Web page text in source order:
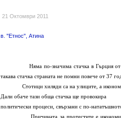
21 Октомври 2011
в. "Етнос", Атина
Няма по-значима стачка в Гърция от
такава стачка страната не помни повече от 37
Стотици хиляди са на улиците, а
Дали обаче тази обща стачка ще провокира
политически процеси, свързани с по-
Причината за протестите е икономическа